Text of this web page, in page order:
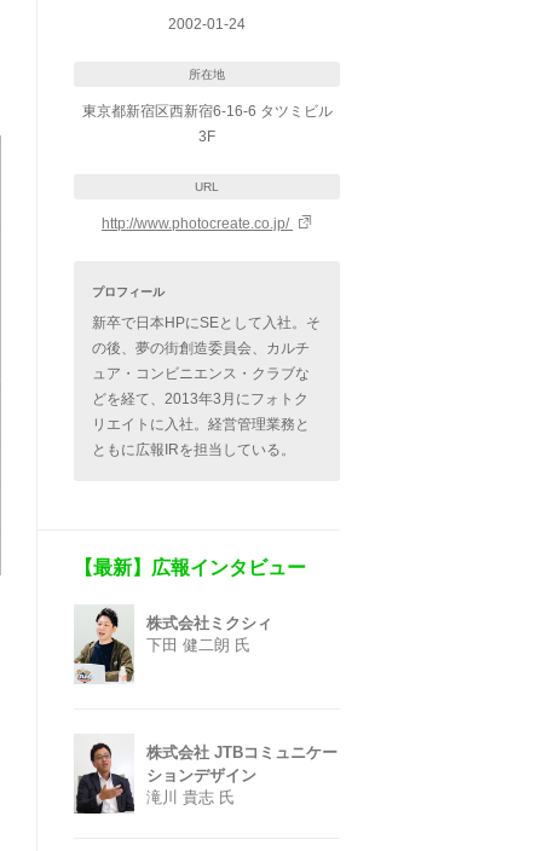
2002-01-24
所在地
東京都新宿区西新宿6-16-6 タツミビル
3F
URL
http://www.photocreate.co.jp/
プロフィール
新卒で日本HPにSEとして入社。そ
の後、夢の街創造委員会、カルチ
ュア・コンビニエンス・クラブな
どを経て、2013年3月にフォトク
リエイトに入社。経営管理業務と
ともに広報IRを担当している。
【最新】広報インタビュー
株式会社ミクシィ
下田 健二朗 氏
株式会社 JTBコミュニケー
ションデザイン
滝川 貴志 氏